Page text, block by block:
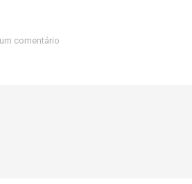
comentário